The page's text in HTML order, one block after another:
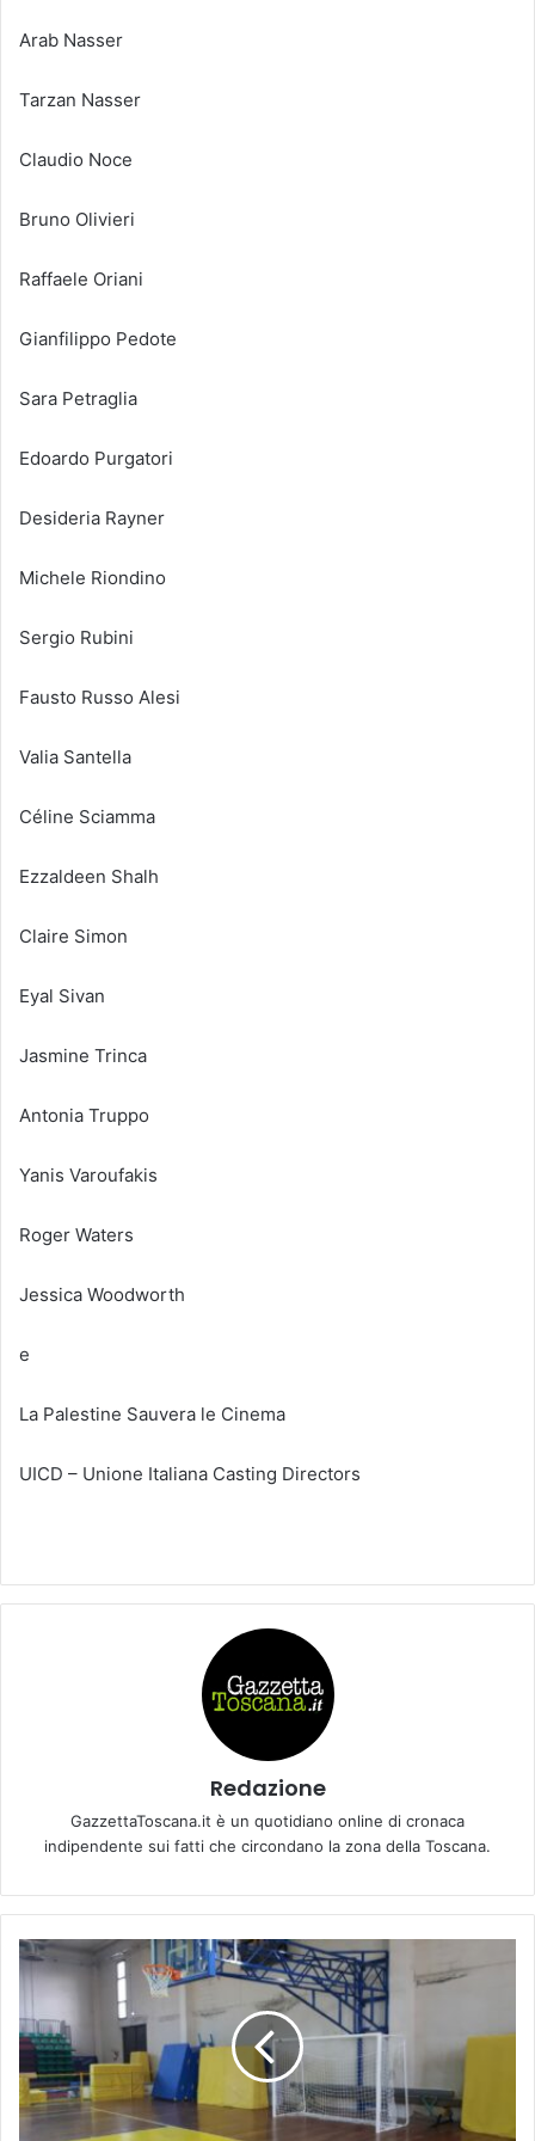
Arab Nasser
Tarzan Nasser
Claudio Noce
Bruno Olivieri
Raffaele Oriani
Gianfilippo Pedote
Sara Petraglia
Edoardo Purgatori
Desideria Rayner
Michele Riondino
Sergio Rubini
Fausto Russo Alesi
Valia Santella
Céline Sciamma
Ezzaldeen Shalh
Claire Simon
Eyal Sivan
Jasmine Trinca
Antonia Truppo
Yanis Varoufakis
Roger Waters
Jessica Woodworth
e
La Palestine Sauvera le Cinema
UICD – Unione Italiana Casting Directors
Redazione
GazzettaToscana.it è un quotidiano online di cronaca
indipendente sui fatti che circondano la zona della Toscana.
C
F
m
m
i
n